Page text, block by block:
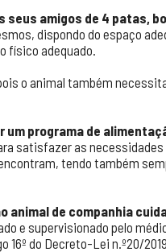
seus amigos de 4 patas,
dispondo do espaço
físico adequado.
o animal também
um programa de
satisfazer as
tendo também
animal de companhia
e supervisionado pelo
do Decreto-Lei n.º20/